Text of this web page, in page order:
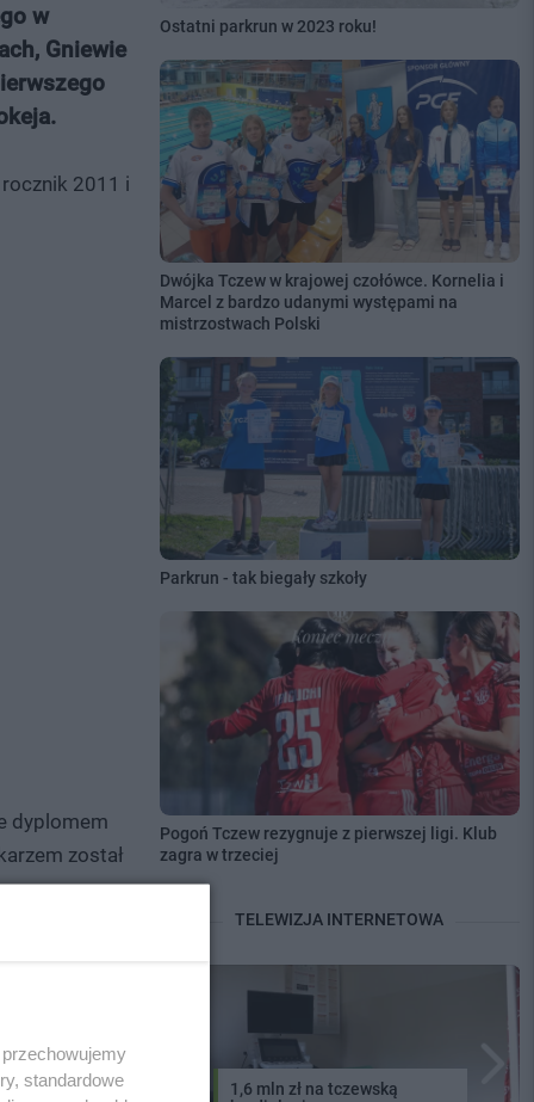
w
Gniewie
rocznik 2011 i
dyplomem
został
po prostu
Ostatni parkrun w 2023 roku!
Dwójka Tczew w krajowej czołówce. Kornelia i
Marcel z bardzo udanymi występami na
mistrzostwach Polski
Parkrun - tak biegały szkoły
Pogoń Tczew rezygnuje z pierwszej ligi. Klub
zagra w trzeciej
TELEWIZJA INTERNETOWA
1,6 mln zł na tczewską
standardowe